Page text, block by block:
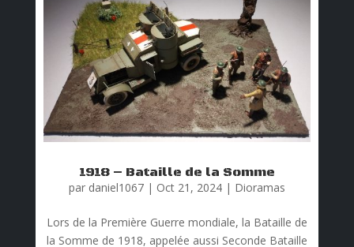
1918 – Bataille de la Somme
par daniel1067| Oct 21, 2024| Dioramas
Lors de la Première Guerre mondiale, la Bataille de
la Somme de 1918, appelée aussi Seconde Bataille